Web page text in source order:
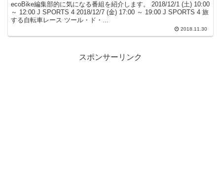
ecoBike編集部的に気になる番組を紹介します。 2018/12/1 (土) 10:00
～ 12:00 J SPORTS 4 2018/12/7 (金) 17:00 ～ 19:00 J SPORTS 4 旅
する自転車レース ツール・ド・...
2018.11.30
スポンサーリンク